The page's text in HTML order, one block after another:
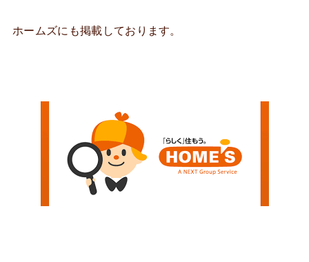
ホームズにも掲載しております。